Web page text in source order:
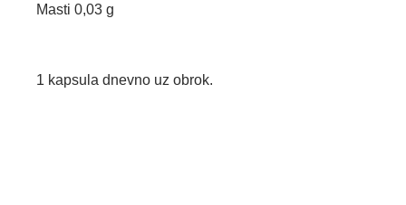
Masti 0,03 g
1 kapsula dnevno uz obrok.